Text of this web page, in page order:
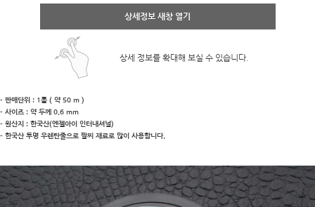
상세정보 새창 열기
상세 정보를 확대해 보실 수 있습니다.
- 판매단위 : 1롤 ( 약 50 m )
- 사이즈 : 약 두께 0.6 mm
- 원산지 : 한국산(엔젤아이 인터내셔널)
- 한국산 투명 우렌탄줄으로 팔찌 재료로 많이 사용합니다.